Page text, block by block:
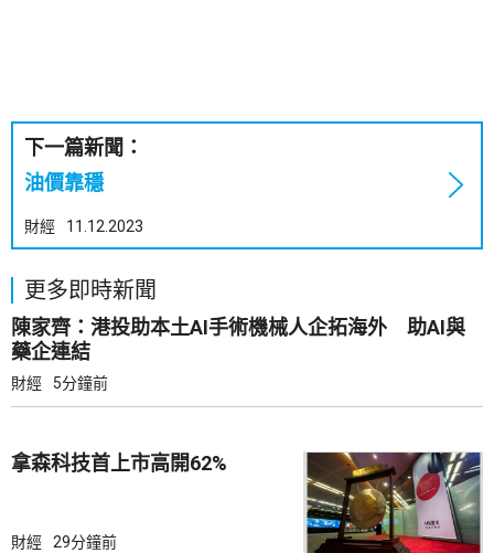
下一篇新聞：
油價靠穩
財經 11.12.2023
更多即時新聞
陳家齊：港投助本土AI手術機械人企拓海外 助AI與
藥企連結
財經 5分鐘前
拿森科技首上市高開62%
財經 29分鐘前